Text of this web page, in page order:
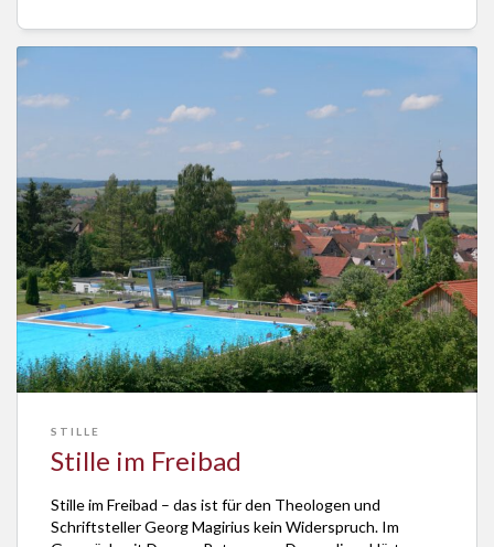
darin, dass es die meiste Zeit […]
STILLE
Stille im Freibad
Stille im Freibad – das ist für den Theologen und
Schriftsteller Georg Magirius kein Widerspruch. Im